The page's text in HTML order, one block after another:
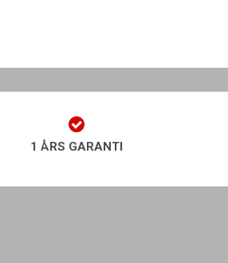
1 ÅRS GARANTI